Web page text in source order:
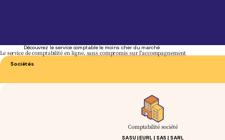
Découvrez le service comptable le moins cher du marché
Le service de comptabilité en ligne, sans compromis sur l'accompagnement
Sociétés
Comptabilité société
SASU | EURL | SAS | SARL